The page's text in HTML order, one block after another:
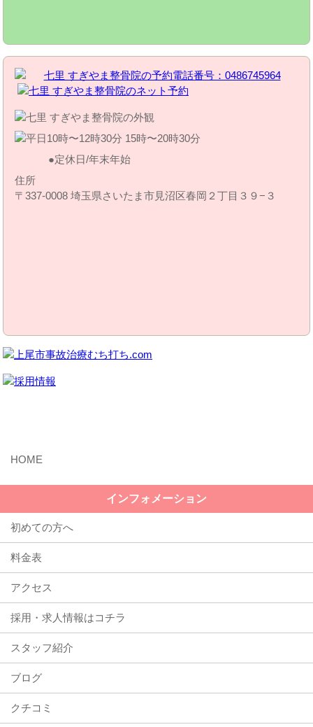
定休日/年末年始
住所
〒337-0008 埼玉県さいたま市見沼区春岡２丁目３９−３
インフォメーション
初めての方へ
料金表
アクセス
採用・求人情報はコチラ
スタッフ紹介
ブログ
クチコミ